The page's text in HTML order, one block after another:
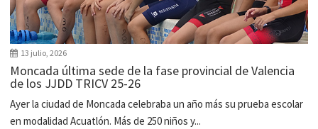
13 julio, 2026
Moncada última sede de la fase provincial de Valencia
de los JJDD TRICV 25-26
Ayer la ciudad de Moncada celebraba un año más su prueba escolar
en modalidad Acuatlón. Más de 250 niños y...